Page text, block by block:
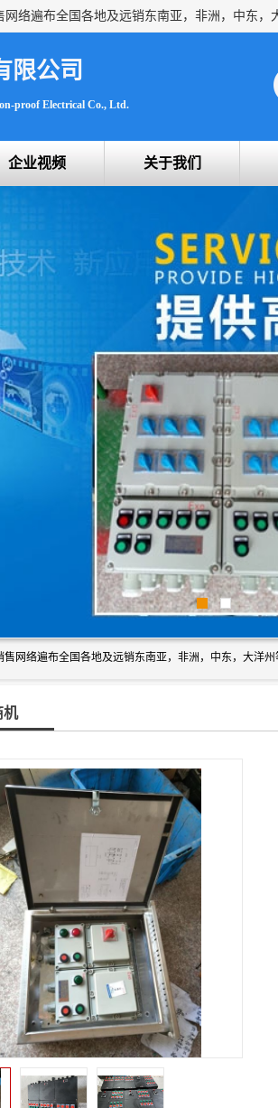
限公司
proof Electrical Co., Ltd.
企业视频 关于我们
机